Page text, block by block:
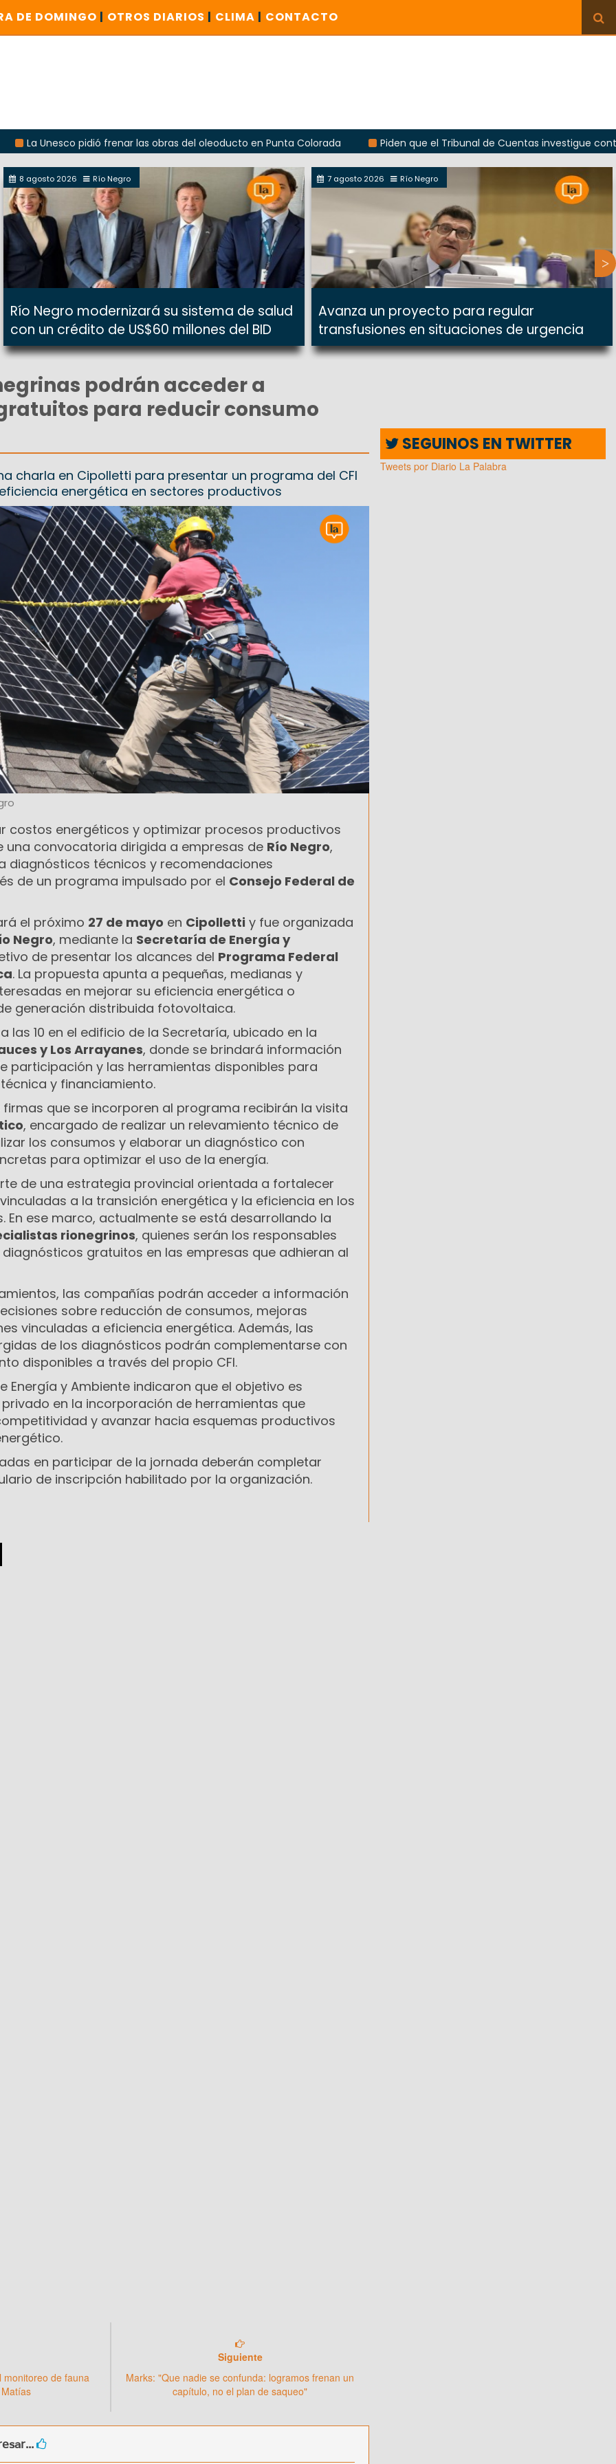
DE DOMINGO | OTROS DIARIOS | CLIMA | CONTACTO
pidió frenar las obras del oleoducto en Punta Colorada
Piden que el Tribunal de Cuentas investigue contratación
8 agosto 2026 Río Negro
Río Negro modernizará su sistema de salud
con un crédito de US$60 millones del BID
7 agosto 2026 Río Negro
Avanza un proyecto para regular
transfusiones en situaciones de urgencia
podrán acceder a
para reducir consumo
charla en Cipolletti para presentar un programa del CFI
energética en sectores productivos
costos energéticos y optimizar procesos productivos
una convocatoria dirigida a empresas de Río Negro,
diagnósticos técnicos y recomendaciones
de un programa impulsado por el Consejo Federal de
el próximo 27 de mayo en Cipolletti y fue organizada
Negro, mediante la Secretaría de Energía y
de presentar los alcances del Programa Federal
. La propuesta apunta a pequeñas, medianas y
en mejorar su eficiencia energética o
generación distribuida fotovoltaica.
las 10 en el edificio de la Secretaría, ubicado en la
y Los Arrayanes, donde se brindará información
participación y las herramientas disponibles para
y financiamiento.
firmas que se incorporen al programa recibirán la visita
, encargado de realizar un relevamiento técnico de
los consumos y elaborar un diagnóstico con
para optimizar el uso de la energía.
de una estrategia provincial orientada a fortalecer
a la transición energética y la eficiencia en los
En ese marco, actualmente se está desarrollando la
rionegrinos, quienes serán los responsables
gratuitos en las empresas que adhieran al
las compañías podrán acceder a información
sobre reducción de consumos, mejoras
vinculadas a eficiencia energética. Además, las
de los diagnósticos podrán complementarse con
disponibles a través del propio CFI.
Energía y Ambiente indicaron que el objetivo es
en la incorporación de herramientas que
y avanzar hacia esquemas productivos
en participar de la jornada deberán completar
de inscripción habilitado por la organización.
monitoreo de fauna
Siguiente
Marks: "Que nadie se confunda: logramos frenan un
capítulo, no el plan de saqueo"
SEGUINOS EN TWITTER
Tweets por Diario La Palabra